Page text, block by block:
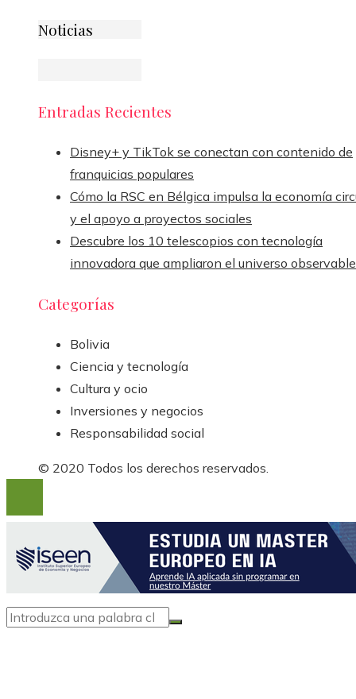
Noticias
Entradas Recientes
Disney+ y TikTok se conectan con contenido de
franquicias populares
Cómo la RSC en Bélgica impulsa la economía
y el apoyo a proyectos sociales
Descubre los 10 telescopios con tecnología
innovadora que ampliaron el universo observable
Categorías
Bolivia
Ciencia y tecnología
Cultura y ocio
Inversiones y negocios
Responsabilidad social
© 2020 Todos los derechos reservados.